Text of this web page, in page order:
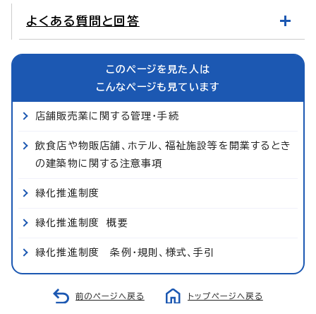
よくある質問と回答
このページを見た人は
こんなページも見ています
店舗販売業に関する管理・手続
飲食店や物販店舗、ホテル、福祉施設等を開業するとき
の建築物に関する注意事項
緑化推進制度
緑化推進制度 概要
緑化推進制度 条例・規則、様式、手引
前のページへ戻る トップページへ戻る